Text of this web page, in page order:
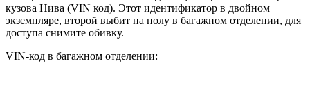
кузова Нива (VIN код). Этот идентификатор в двойном
экземпляре, второй выбит на полу в багажном отделении, для
доступа снимите обивку.
VIN-код в багажном отделении: